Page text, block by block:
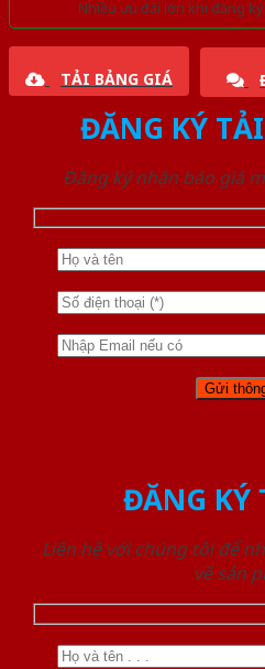
Nhiều ưu đãi lớn khi đăng
TẢI BẢNG GIÁ
ĐĂNG KÝ
Đăng ký nhận báo giá
ĐĂNG KÝ
Liên hệ với chúng tôi để
về sản